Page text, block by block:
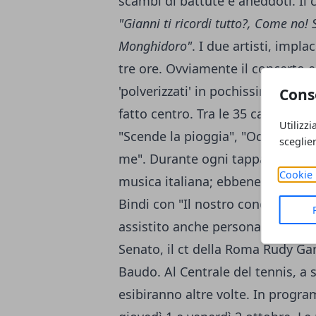
Cookie
"Gianni ti ricordi tutto?, Come no!
Monghidoro". I due artisti,
tre ore. Ovviamente il concerto
'polverizzati' in pochissimo
fatto centro. Tra le 35 canzoni
"Scende la pioggia", "Occhi di
me". Durante ogni tappa, i
musica italiana; ebbene, al
Bindi con "Il nostro concerto".
assistito anche personaggi
Senato, il ct della Roma Rudy
Baudo. Al Centrale del tennis, a
esibiranno altre volte. In